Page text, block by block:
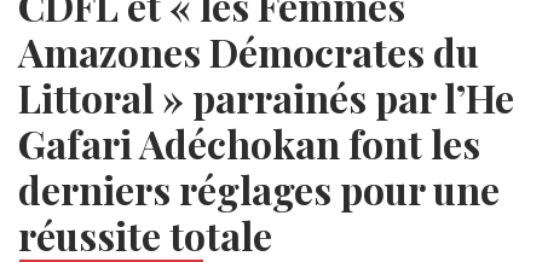
Amazones Démocrates du
Littoral » parrainés par l’He
Gafari Adéchokan font les
derniers réglages pour une
réussite totale